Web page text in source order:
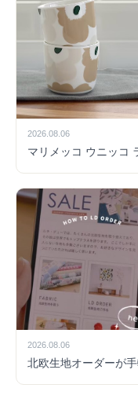
2026.08.06
マリメッコ ウニッコ
2026.08.06
北欧生地オーダーが